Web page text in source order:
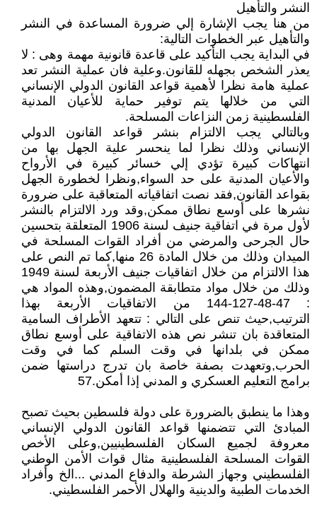
النشر والتأهيل
من هنا يجب الإشارة إلي ضرورة المساعدة في النشر
والتأهيل عبر الخطوات التالية:
في البداية يجب التأكيد على قاعدة قانونية مهمة وهى : لا
يعذر الشخص بجهله للقانون.وعلية فان عملية النشر تعد
عملية هامة نظرا لأهمية قواعد القانون الدولي الإنساني
التي من خلالها يتم توفير حماية للأعيان المدنية
الفلسطينية زمن النزاعات المسلحة.
وبالتالي يجب الالتزام بنشر قواعد القانون الدولي
الإنساني وذلك نظرا لما ينحسر علية الجهل بها من
انتهاكات كبيرة تؤدي إلي خسائر كبيرة في الأرواح
والأعيان المدنية على حد السواء,ونظرا لخطورة الجهل
بقواعد القانون,فقد نصت اتفاقياته المتعاقبة على ضرورة
نشرها على أوسع نطاق ممكن,وقد ورد الالتزام بالنشر
لأول مرة في اتفاقية جنيف لسنة 1906 المتعلقة بتحسين
حال الجرحى والمرضي من أفراد القوات المسلحة في
الميدان وذلك من خلال المادة 26 منها,كما تم النص على
هذا الالتزام من خلال اتفاقيات جنيف الأربعة لسنة 1949
وذلك من خلال مواد متطابقة المضمون,وهذه المواد هي
: 47-48-127-144 من الاتفاقيات الأربعة بهذا
الترتيب,حيث تنص على التالي : تتعهد الأطراف السامية
المتعاقدة بان تنشر نص هذه الاتفاقية على أوسع نطاق
ممكن في بلدانها في وقت السلم كما في وقت
الحرب,وتعهدت بصفة خاصة بان تدرج دراستها ضمن
برامج التعليم العسكري و المدني إذا أمكن.57
وهذا ما ينطبق بالضرورة على دولة فلسطين بحيث تصبح
المبادئ التي تتضمنها قواعد القانون الدولي الإنساني
معروفة لجميع السكان الفلسطينيين,وعلى الأخص
القوات المسلحة الفلسطينية مثال قوات الأمن الوطني
الفلسطيني وجهاز الشرطة والدفاع المدني ...الخ وأفراد
الخدمات الطبية والدينية والهلال الأحمر الفلسطيني.